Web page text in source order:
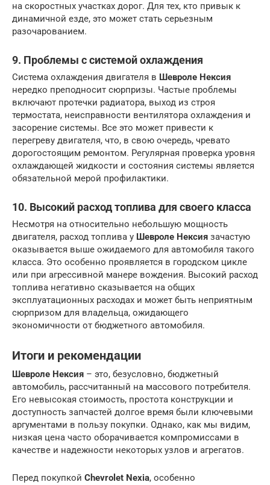
на скоростных участках дорог. Для тех, кто привык к
динамичной езде, это может стать серьезным
разочарованием.
9. Проблемы с системой охлаждения
Система охлаждения двигателя в Шевроле Нексия
нередко преподносит сюрпризы. Частые проблемы
включают протечки радиатора, выход из строя
термостата, неисправности вентилятора охлаждения и
засорение системы. Все это может привести к
перегреву двигателя, что, в свою очередь, чревато
дорогостоящим ремонтом. Регулярная проверка уровня
охлаждающей жидкости и состояния системы является
обязательной мерой профилактики.
10. Высокий расход топлива для своего класса
Несмотря на относительно небольшую мощность
двигателя, расход топлива у Шевроле Нексия зачастую
оказывается выше ожидаемого для автомобиля такого
класса. Это особенно проявляется в городском цикле
или при агрессивной манере вождения. Высокий расход
топлива негативно сказывается на общих
эксплуатационных расходах и может быть неприятным
сюрпризом для владельца, ожидающего
экономичности от бюджетного автомобиля.
Итоги и рекомендации
Шевроле Нексия – это, безусловно, бюджетный
автомобиль, рассчитанный на массового потребителя.
Его невысокая стоимость, простота конструкции и
доступность запчастей долгое время были ключевыми
аргументами в пользу покупки. Однако, как мы видим,
низкая цена часто оборачивается компромиссами в
качестве и надежности некоторых узлов и агрегатов.
Перед покупкой Chevrolet Nexia, особенно